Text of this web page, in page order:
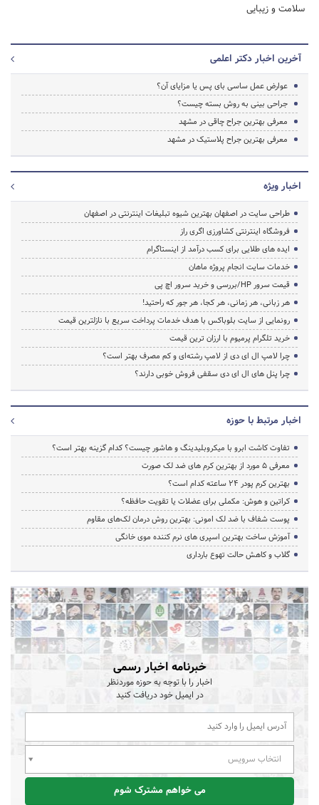
سلامت و زیبایی
آخرین اخبار دکتر اعلمی
عوارض عمل ساسی بای پس یا مزایای آن؟
جراحی بینی به روش بسته چیست؟
معرفی بهترین جراح چاقی در مشهد
معرفی بهترین جراح پلاستیک در مشهد
اخبار ویژه
طراحی سایت در اصفهان بهترین شیوه تبلیغات اینترنتی در اصفهان
فروشگاه اینترنتی کشاورزی اگری راز
ایده های طلایی برای کسب درآمد از اینستاگرام
خدمات سایت انجام پروژه ماهان
قیمت سرور HP/بررسی و خرید سرور اچ پی
هر زبانی، هر زمانی، هر کجا، هر جور که راحتید!
رونمایی از سایت بلوباکس با هدف خدمات پرداخت سریع با نازلترین قیمت
خرید تلگرام پرمیوم با ارزان ترین قیمت
چرا لامپ ال ای دی از لامپ رشته‌ای و کم مصرف بهتر است؟
چرا پنل های ال ای دی سقفی فروش خوبی دارند؟
اخبار مرتبط با حوزه
تفاوت کاشت ابرو با میکروبلیدینگ و هاشور چیست؟ کدام گزینه بهتر است؟
معرفی 5 مورد از بهترین کرم های ضد لک صورت
بهترین کرم پودر 24 ساعته کدام است؟
کراتین و هوش: مکملی برای عضلات یا تقویت حافظه؟
پوست شفاف با ضد لک امونی: بهترین روش درمان لک‌های مقاوم
آموزش ساخت بهترین اسپری های نرم‌ کننده موی خانگی
گلاب و کاهش حالت تهوع بارداری
خبرنامه اخبار رسمی
اخبار را با توجه به حوزه موردنظر
در ایمیل خود دریافت کنید
انتخاب سرویس
می خواهم مشترک شوم